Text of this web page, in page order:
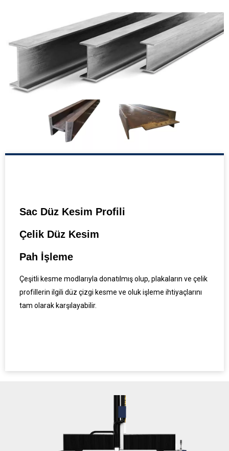
Sac Düz Kesim Profili
Çelik Düz Kesim
Pah İşleme
Çeşitli kesme modlarıyla donatılmış olup, plakaların ve çelik
profillerin ilgili düz çizgi kesme ve oluk işleme ihtiyaçlarını
tam olarak karşılayabilir.